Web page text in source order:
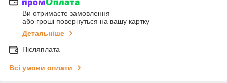
Ви отримаєте замовлення
або гроші повернуться на вашу картку
Детальніше
Післяплата
Всі умови оплати